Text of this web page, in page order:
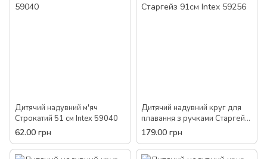
Дитячий надувний м'яч
Строкатий 51 см Intex 59040
62.00 грн
Дитячий надувний круг для
плавання з ручками Старгейз
91см Intex 59256
179.00 грн